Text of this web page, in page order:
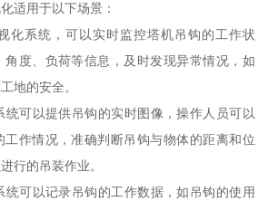
适用于以下场景：
化系统，可以实时监控塔机吊钩的工作状
度、负荷等信息，及时发现异常情况，如
地的安全。
统可以提供吊钩的实时图像，操作人员可以
作情况，准确判断吊钩与物体的距离和位
行的吊装作业。
统可以记录吊钩的工作数据，如吊钩的使用